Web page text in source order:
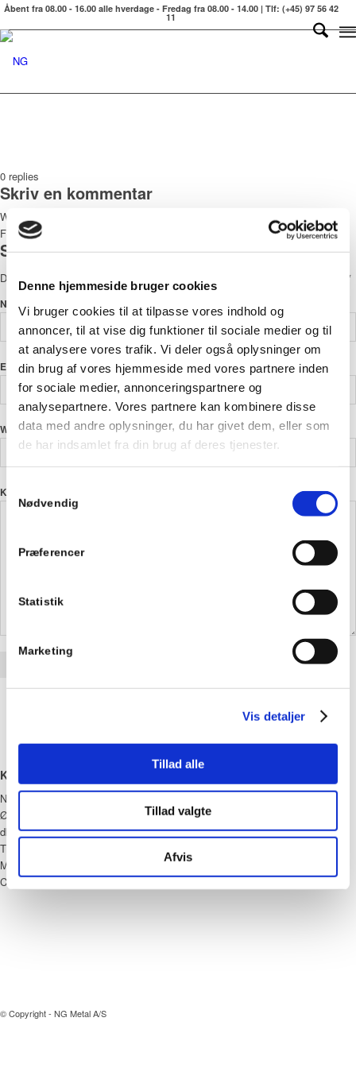
Denne hjemmeside bruger cookies
Vi bruger cookies til at tilpasse vores indhold og
annoncer, til at vise dig funktioner til sociale medier og til
at analysere vores trafik. Vi deler også oplysninger om
din brug af vores hjemmeside med vores partnere inden
for sociale medier, annonceringspartnere og
analysepartnere. Vores partnere kan kombinere disse
data med andre oplysninger, du har givet dem, eller som
de har indsamlet fra din brug af deres tjenester.
Samtykkevalg
Nødvendig
Præferencer
Statistik
Marketing
Vis detaljer
Tillad alle
Tillad valgte
Afvis
Åbent fra 08.00 - 16.00 alle hverdage - Fredag fra 08.00 - 14.00 | Tlf: (+45) 97 56 42
11
0 replies
Skriv en kommentar
Want to join the discussion?
Feel free to contribute!
Skriv et svar
Din e-mailadresse vil ikke blive publiceret. Krævede felter er markeret med *
Navn*
E-mail*
Websted
Kommentar
KONTAKT
NG Metal
Ørnevej 12
dk – 7860 Spøttrup
Tlf: +45 97 56 42 11
Mail:
CVR: 16669792
© Copyright - NG Metal A/S